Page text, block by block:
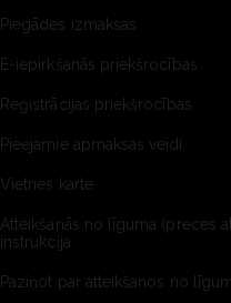
Piegādes izmaksas
E-iepirkšanās priekšrocības
Reģistrācijas priekšrocības
Pieejamie apmaksas veidi
Vietnes karte
Atteikšanās no līguma (preces
instrukcija
Paziņot par atteikšanos no